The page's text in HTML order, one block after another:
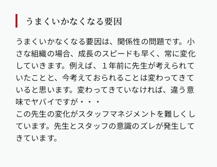
うまくいかなくなる要因
うまくいかなくなる要因は、関係性の問題です。小
さな組織の場合、成長のスピードも早く、常に変化
していきます。例えば、１年前に先生が考えられて
いたことと、今考えておられることは変わってきて
いると思います。変わってきていなければ、違う意
味でヤバイですが・・・
この先生の変化がスタッフマネジメントを難しくし
ています。先生とスタッフの意識のズレが発生して
きています。